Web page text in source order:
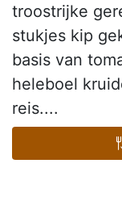
troostrijke
stukjes kip
basis van
heleboel
reis....